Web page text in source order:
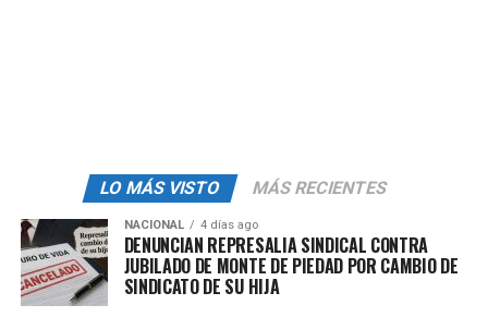
LO MÁS VISTO MÁS RECIENTES
NACIONAL 4 días ago
DENUNCIAN REPRESALIA SINDICAL CONTRA
JUBILADO DE MONTE DE PIEDAD POR CAMBIO DE
SINDICATO DE SU HIJA